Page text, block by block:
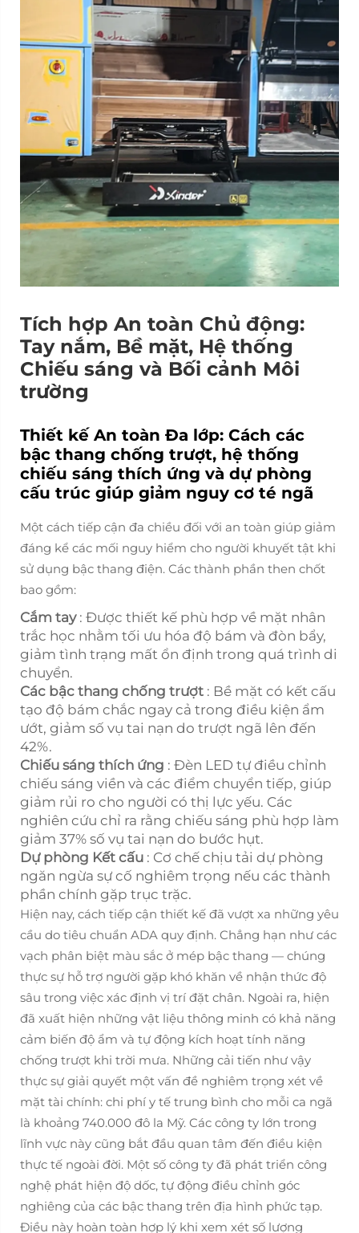
Tích hợp An toàn Chủ động:
Tay nắm, Bề mặt, Hệ thống
Chiếu sáng và Bối cảnh Môi
trường
Thiết kế An toàn Đa lớp: Cách các
bậc thang chống trượt, hệ thống
chiếu sáng thích ứng và dự phòng
cấu trúc giúp giảm nguy cơ té ngã
Một cách tiếp cận đa chiều đối với an toàn giúp giảm
đáng kể các mối nguy hiểm cho người khuyết tật khi
sử dụng bậc thang điện. Các thành phần then chốt
bao gồm:
Cắm tay : Được thiết kế phù hợp về mặt nhân
trắc học nhằm tối ưu hóa độ bám và đòn bẩy,
giảm tình trạng mất ổn định trong quá trình di
chuyển.
Các bậc thang chống trượt : Bề mặt có kết cấu
tạo độ bám chắc ngay cả trong điều kiện ẩm
ướt, giảm số vụ tai nạn do trượt ngã lên đến
42%.
Chiếu sáng thích ứng : Đèn LED tự điều chỉnh
chiếu sáng viền và các điểm chuyển tiếp, giúp
giảm rủi ro cho người có thị lực yếu. Các
nghiên cứu chỉ ra rằng chiếu sáng phù hợp làm
giảm 37% số vụ tai nạn do bước hụt.
Dự phòng Kết cấu : Cơ chế chịu tải dự phòng
ngăn ngừa sự cố nghiêm trọng nếu các thành
phần chính gặp trục trặc.
Hiện nay, cách tiếp cận thiết kế đã vượt xa những yêu
cầu do tiêu chuẩn ADA quy định. Chẳng hạn như các
vạch phân biệt màu sắc ở mép bậc thang — chúng
thực sự hỗ trợ người gặp khó khăn về nhận thức độ
sâu trong việc xác định vị trí đặt chân. Ngoài ra, hiện
đã xuất hiện những vật liệu thông minh có khả năng
cảm biến độ ẩm và tự động kích hoạt tính năng
chống trượt khi trời mưa. Những cải tiến như vậy
thực sự giải quyết một vấn đề nghiêm trọng xét về
mặt tài chính: chi phí y tế trung bình cho mỗi ca ngã
là khoảng 740.000 đô la Mỹ. Các công ty lớn trong
lĩnh vực này cũng bắt đầu quan tâm đến điều kiện
thực tế ngoài đời. Một số công ty đã phát triển công
nghệ phát hiện độ dốc, tự động điều chỉnh góc
nghiêng của các bậc thang trên địa hình phức tạp.
Điều này hoàn toàn hợp lý khi xem xét số lượng